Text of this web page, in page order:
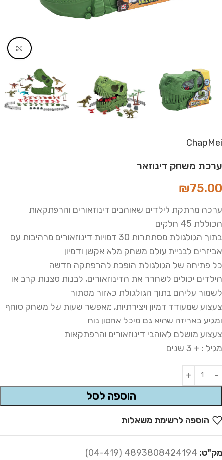
Click to enlarge
ChapMei
ערכת משחק דינוזאר
₪75.00
ערכה מרתקת לילדים שאוהבים דינוזאורים והרפתקאות
הכוללת 45 חלקים
בתוך הגולגולת מסתתרות 30 דמויות דינוזאורים מרהיבות עם
אביזרים לבניית עולם משחק מלא אקשן ודמיון
כל פתיחה של הגולגולת הופכת להרפתקה חדשה
הילדים יכולים לשחרר את הדינוזאורים, לבנות סצנות קרב או
לשמור עליהם בתוך הגולגולת כאזור מסתור
צעצוע שמעודד דמיון ויצירתיות, מאפשר שעות של משחק סוחף
ומגיע באריזה שהיא גם מיכל אחסון נוח
צעצוע מושלם לאוהבי דינוזאורים והרפתקאות
מגיל : + 3 שנים
הוספה לסל
Alternative:
הוספה לרשימת משאלות
מק"ט: 4893808424194 (04-419)